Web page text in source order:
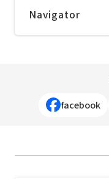
Navigator
facebook